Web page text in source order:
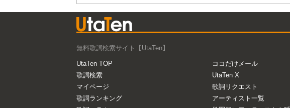
無料歌詞検索サイト【UtaTen】
UtaTen TOP
歌詞検索
マイページ
歌詞ランキング
ココだけメール
UtaTen X
歌詞リクエスト
アーティスト一覧